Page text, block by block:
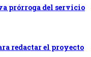
prórroga del servicio
redactar el proyecto